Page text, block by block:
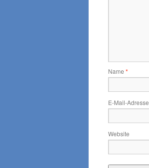
Name *
E-Mail-Adresse
Website